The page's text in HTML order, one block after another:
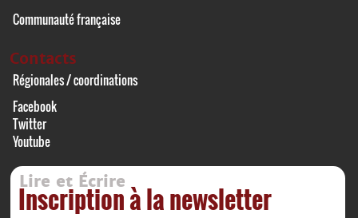
Communauté française
Contacts
Régionales / coordinations
Facebook
Twitter
Youtube
Lire et Écrire
Inscription à la newsletter